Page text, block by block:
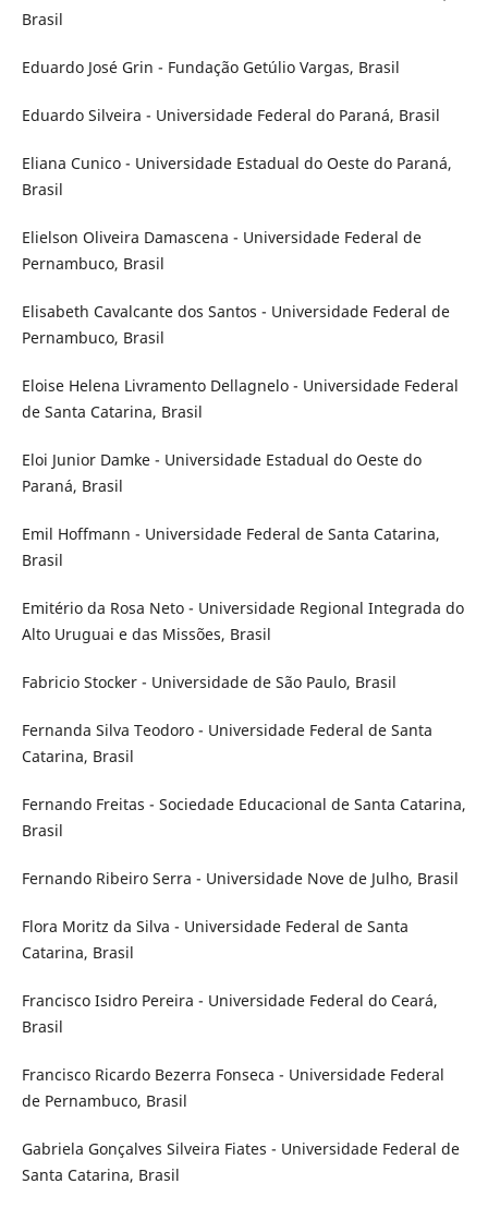
Brasil
Eduardo José Grin - Fundação Getúlio Vargas, Brasil
Eduardo Silveira - Universidade Federal do Paraná, Brasil
Eliana Cunico - Universidade Estadual do Oeste do Paraná,
Brasil
Elielson Oliveira Damascena - Universidade Federal de
Pernambuco, Brasil
Elisabeth Cavalcante dos Santos - Universidade Federal de
Pernambuco, Brasil
Eloise Helena Livramento Dellagnelo - Universidade Federal
de Santa Catarina, Brasil
Eloi Junior Damke - Universidade Estadual do Oeste do
Paraná, Brasil
Emil Hoffmann - Universidade Federal de Santa Catarina,
Brasil
Emitério da Rosa Neto - Universidade Regional Integrada do
Alto Uruguai e das Missões, Brasil
Fabricio Stocker - Universidade de São Paulo, Brasil
Fernanda Silva Teodoro - Universidade Federal de Santa
Catarina, Brasil
Fernando Freitas - Sociedade Educacional de Santa Catarina,
Brasil
Fernando Ribeiro Serra - Universidade Nove de Julho, Brasil
Flora Moritz da Silva - Universidade Federal de Santa
Catarina, Brasil
Francisco Isidro Pereira - Universidade Federal do Ceará,
Brasil
Francisco Ricardo Bezerra Fonseca - Universidade Federal
de Pernambuco, Brasil
Gabriela Gonçalves Silveira Fiates - Universidade Federal de
Santa Catarina, Brasil